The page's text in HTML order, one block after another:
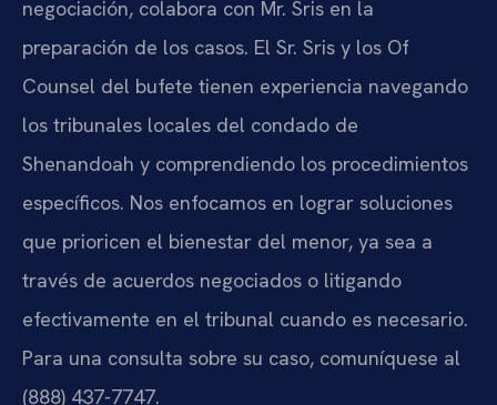
negociación, colabora con Mr. Sris en la
preparación de los casos. El Sr. Sris y los Of
Counsel del bufete tienen experiencia navegando
los tribunales locales del condado de
Shenandoah y comprendiendo los procedimientos
específicos. Nos enfocamos en lograr soluciones
que prioricen el bienestar del menor, ya sea a
través de acuerdos negociados o litigando
efectivamente en el tribunal cuando es necesario.
Para una consulta sobre su caso, comuníquese al
(888) 437-7747.